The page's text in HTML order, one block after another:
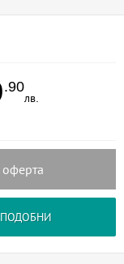
.90
лв.
оферта